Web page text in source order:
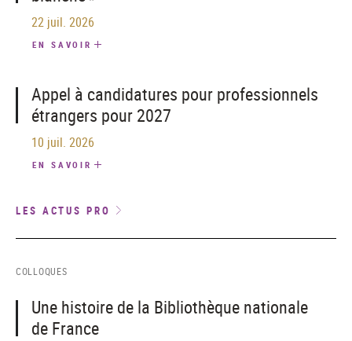
22 juil. 2026
EN SAVOIR
Appel à candidatures pour professionnels
étrangers pour 2027
10 juil. 2026
EN SAVOIR
LES ACTUS PRO
COLLOQUES
Une histoire de la Bibliothèque nationale
de France